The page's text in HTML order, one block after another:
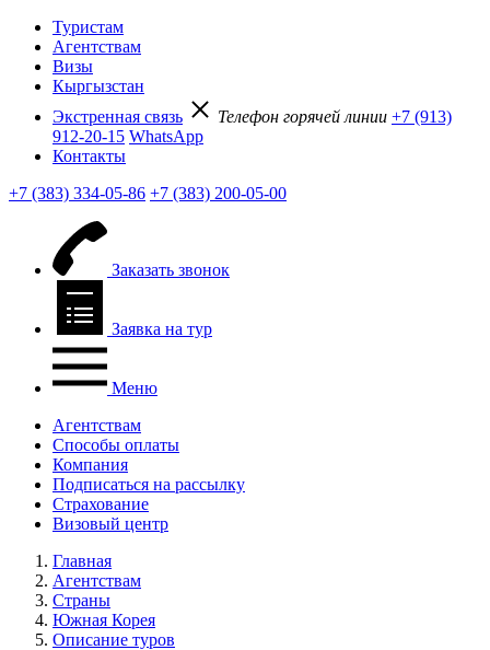
Туристам
Агентствам
Визы
Кыргызстан
Экстренная связь
Телефон горячей линии +7 (913)
912-20-15 WhatsApp
Контакты
+7 (383) 334-05-86 +7 (383) 200-05-00
Заказать звонок
Заявка на тур
Меню
Агентствам
Способы оплаты
Компания
Подписаться на рассылку
Страхование
Визовый центр
Главная
Агентствам
Страны
Южная Корея
Описание туров